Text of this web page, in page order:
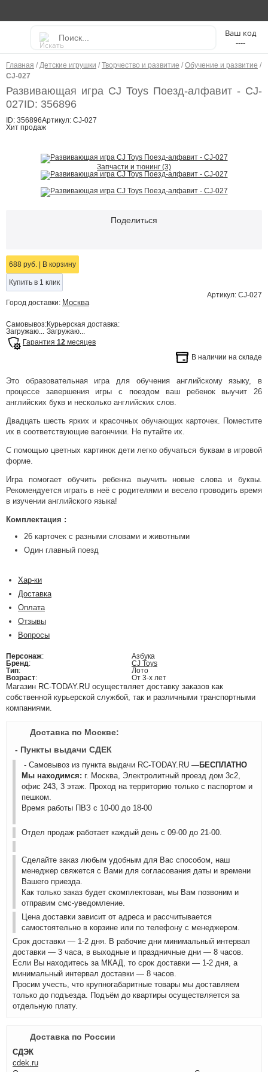
----
Главная / Детские игрушки / Творчество и развитие / Обучение и развитие /
CJ-027
Развивающая игра CJ Toys Поезд-алфавит - CJ-
027ID: 356896
ID: 356896Артикул: CJ-027
Хит продаж
Запчасти и тюнинг (3)
Поделиться
688 руб. В корзину
Купить в 1 клик
Артикул: CJ-027
Город доставки: Москва
Самовывоз:
Загружаю...
Курьерская доставка:
Загружаю...
Гарантия 12 месяцев
В наличии на складе
Это образовательная игра для обучения английскому языку, в
процессе завершения игры с поездом ваш ребенок выучит 26
английских букв и несколько английских слов.
Двадцать шесть ярких и красочных обучающих карточек. Поместите
их в соответствующие вагончики. Не путайте их.
С помощью цветных картинок дети легко обучаться буквам в игровой
форме.
Игра помогает обучить ребенка выучить новые слова и буквы.
Рекомендуется играть в неё с родителями и весело проводить время
в изучении английского языка!
Комплектация :
26 карточек с разными словами и животными
Один главный поезд
Хар-ки
Доставка
Оплата
Отзывы
Вопросы
Персонаж:
Азбука
Бренд:
CJ Toys
Тип:
Лото
Возраст: От 3-х лет
Магазин RC-TODAY.RU осуществляет доставку заказов как
собственной курьерской службой, так и различными транспортными
компаниями.
Доставка по Москве:
- Пункты выдачи СДЕК
- Самовывоз из пункта выдачи RC-TODAY.RU —БЕСПЛАТНО
Мы находимся: г. Москва, Электролитный проезд дом 3с2,
офис 243, 3 этаж. Проход на территорию только с паспортом и
пешком.
Время работы ПВЗ с 10-00 до 18-00
Отдел продаж работает каждый день с 09-00 до 21-00.
Сделайте заказ любым удобным для Вас способом, наш
менеджер свяжется с Вами для согласования даты и времени
Вашего приезда.
Как только заказ будет скомплектован, мы Вам позвоним и
отправим смс-уведомление.
Цена доставки зависит от адреса и рассчитывается
самостоятельно в корзине или по телефону с менеджером.
Срок доставки — 1-2 дня. В рабочие дни минимальный интервал
доставки — 3 часа, в выходные и праздничные дни — 8 часов.
Если Вы находитесь за МКАД, то срок доставки — 1-2 дня, а
минимальный интервал доставки — 8 часов.
Просим учесть, что крупногабаритные товары мы доставляем
только до подъезда. Подъём до квартиры осуществляется за
отдельную плату.
Доставка по России
СДЭК
cdek.ru